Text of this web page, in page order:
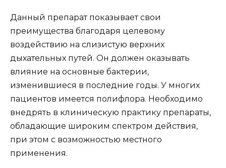
Данный препарат показывает свои
преимущества благодаря целевому
воздействию на слизистую верхних
дыхательных путей. Он должен оказывать
влияние на основные бактерии,
изменившиеся в последние годы. У многих
пациентов имеется полифлора. Необходимо
внедрять в клиническую практику препараты,
обладающие широким спектром действия,
при этом с возможностью местного
применения.